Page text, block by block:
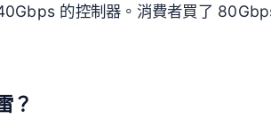
的控制器。消費者買了
？